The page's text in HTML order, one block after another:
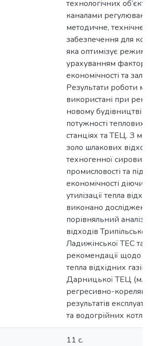
технологічних
каналами
методичне, технічне
забезпечення для
яка оптимізує
урахуванням
економічності та
Результати роботи
використані при
новому будівництві
потужності теплових
станціях та ТЕЦ. З
золо шлакових
техногенної
промисловості та
економічності
утилізації тепла
виконано
порівняльний аналіз
відходів
Ладижінської ТЕС та
рекомендації щодо
тепла відхідних
Дарницької ТЕЦ (м.
регресивно-
результатів
та водогрійних котлів.
11 с.